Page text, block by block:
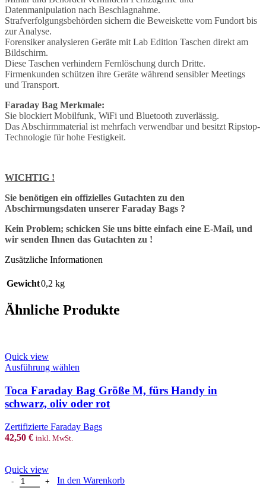
Datenmanipulation nach Beschlagnahme.
Strafverfolgungsbehörden sichern die Beweiskette vom Fundort bis
zur Analyse.
Forensiker analysieren Geräte mit Lab Edition Taschen direkt am
Bildschirm.
Diese Taschen verhindern Fernlöschung durch Dritte.
Firmenkunden schützen ihre Geräte während sensibler Meetings
und Transport.
Faraday Bag Merkmale:
Sie blockiert Mobilfunk, WiFi und Bluetooth zuverlässig.
Das Abschirmmaterial ist mehrfach verwendbar und besitzt Ripstop-
Technologie für hohe Festigkeit.
WICHTIG !
Sie benötigen ein offizielles Gutachten zu den
Abschirmungsdaten unserer Faraday Bags ?
Kein Problem; schicken Sie uns bitte einfach eine E-Mail, und
wir senden Ihnen das Gutachten zu !
Zusätzliche Informationen
Gewicht0,2 kg
Ähnliche Produkte
Quick view
Ausführung wählen
has
multiple
variants.
options
the
Toca Faraday Bag Größe M, fürs Handy in
schwarz, oliv oder rot
Zertifizierte Faraday Bags
42,50 € inkl. MwSt.
Quick view
Faraday Bag 3358 Gen. M für Laptops bis 15″ Gen. M, 5,8 GHz
In den Warenkorb